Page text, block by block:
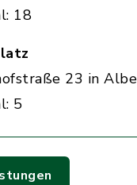
18
23 in
5